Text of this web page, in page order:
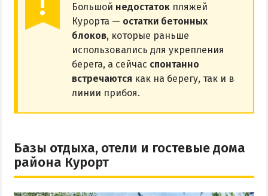
Большой недостаток пляжей
Курорта — остатки бетонных
блоков, которые раньше
использовались для укрепления
берега, а сейчас спонтанно
встречаются как на берегу, так и в
линии прибоя.
Базы отдыха, отели и гостевые дома
района Курорт